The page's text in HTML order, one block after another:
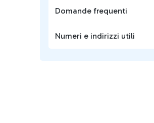
Domande frequenti
Numeri e indirizzi utili